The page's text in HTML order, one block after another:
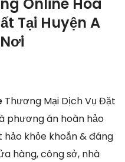
Tại Huyện A
Thương Mại Dịch Vụ Đặt
phương án hoàn hảo
khỏe khoắn & đáng
hàng, công sở, nhà